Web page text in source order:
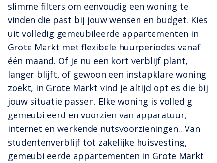
slimme filters om eenvoudig een woning te
vinden die past bij jouw wensen en budget. Kies
uit volledig gemeubileerde appartementen in
Grote Markt met flexibele huurperiodes vanaf
één maand. Of je nu een kort verblijf plant,
langer blijft, of gewoon een instapklare woning
zoekt, in Grote Markt vind je altijd opties die bij
jouw situatie passen. Elke woning is volledig
gemeubileerd en voorzien van apparatuur,
internet en werkende nutsvoorzieningen.. Van
studentenverblijf tot zakelijke huisvesting,
gemeubileerde appartementen in Grote Markt